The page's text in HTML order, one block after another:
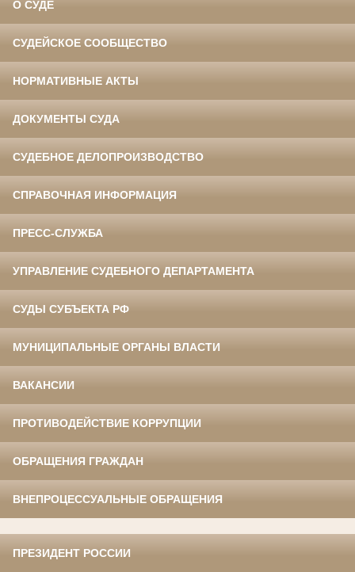
О СУДЕ
СУДЕЙСКОЕ СООБЩЕСТВО
НОРМАТИВНЫЕ АКТЫ
ДОКУМЕНТЫ СУДА
СУДЕБНОЕ ДЕЛОПРОИЗВОДСТВО
СПРАВОЧНАЯ ИНФОРМАЦИЯ
ПРЕСС-СЛУЖБА
УПРАВЛЕНИЕ СУДЕБНОГО ДЕПАРТАМЕНТА
СУДЫ СУБЪЕКТА РФ
МУНИЦИПАЛЬНЫЕ ОРГАНЫ ВЛАСТИ
ВАКАНСИИ
ПРОТИВОДЕЙСТВИЕ КОРРУПЦИИ
ОБРАЩЕНИЯ ГРАЖДАН
ВНЕПРОЦЕССУАЛЬНЫЕ ОБРАЩЕНИЯ
ПРЕЗИДЕНТ РОССИИ